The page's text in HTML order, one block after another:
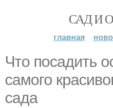
САД И
главная
Что посадить
самого
сада